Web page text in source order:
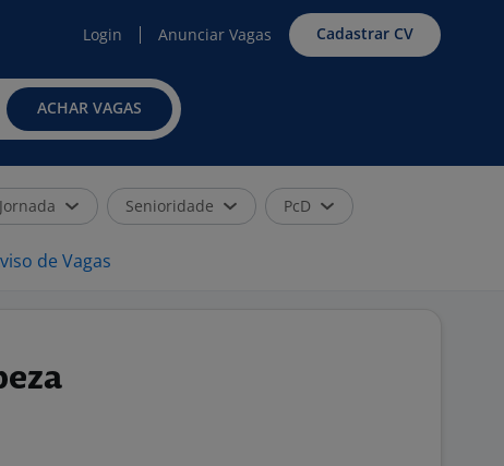
Login Anunciar Vagas Cadastrar CV
ACHAR VAGAS
Jornada Senioridade PcD
de Vagas